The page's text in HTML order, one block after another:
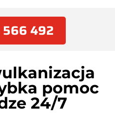
566 492
pomoc
24/7